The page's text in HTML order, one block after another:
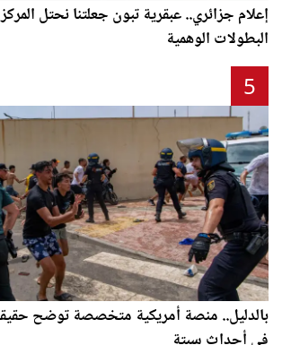
إعلام جزائري.. عبقرية تبون جعلتنا نحتل
البطولات الوهمية
5
بالدليل.. منصة أمريكية متخصصة توضح